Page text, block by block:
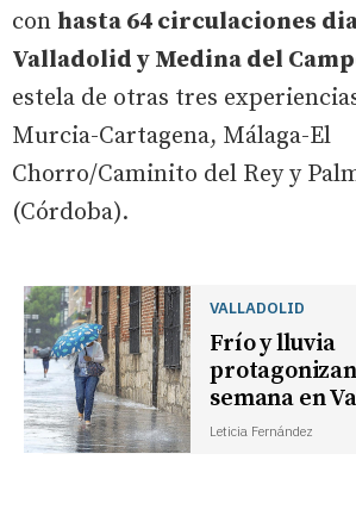
con hasta 64 circulaciones
Valladolid y Medina del
estela de otras tres
Murcia-Cartagena, Málaga-El
Chorro/Caminito del Rey y
(Córdoba).
VALLADOLID
Frío y lluvia
semana en
Leticia Fernández